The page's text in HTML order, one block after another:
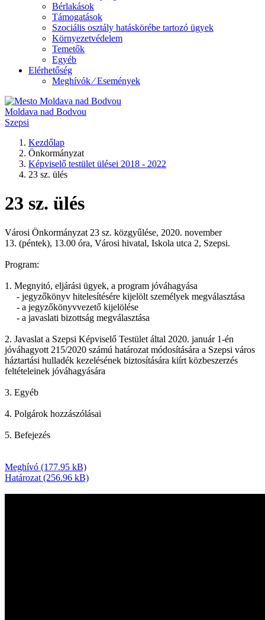
Bérlakások
Támogatások
Szociális osztály hatáskörébe tartozó ügyek
Környezetvédelem
Temetők
Egyéb
Elérhetőség
Meghívók ⁄ Események
Moldava nad Bodvou
Szepsi
Kezdőlap
Önkormányzat
Képviselő testület ülései 2018 - 2022
23 sz. ülés
23 sz. ülés
Városi Önkormányzat 23 sz. közgyűlése, 2020. november
13. (péntek), 13.00 óra, Városi hivatal, Iskola utca 2, Szepsi.
Program:
1. Megnyitó, eljárási ügyek, a program jóváhagyása
- jegyzőkönyv hitelesítésére kijelölt személyek megválasztása
- a jegyzőkönyvvezető kijelölése
- a javaslati bizottság megválasztása
2. Javaslat a Szepsi Képviselő Testület által 2020. január 1-én
jóváhagyott 215/2020 számú határozat módosítására a Szepsi város
háztartási hulladék kezelésének biztosítására kiírt közbeszerzés
feltételeinek jóváhagyására
3. Egyéb
4. Polgárok hozzászólásai
5. Befejezés
Meghívó (177.95 kB)
Határozat (256.96 kB)